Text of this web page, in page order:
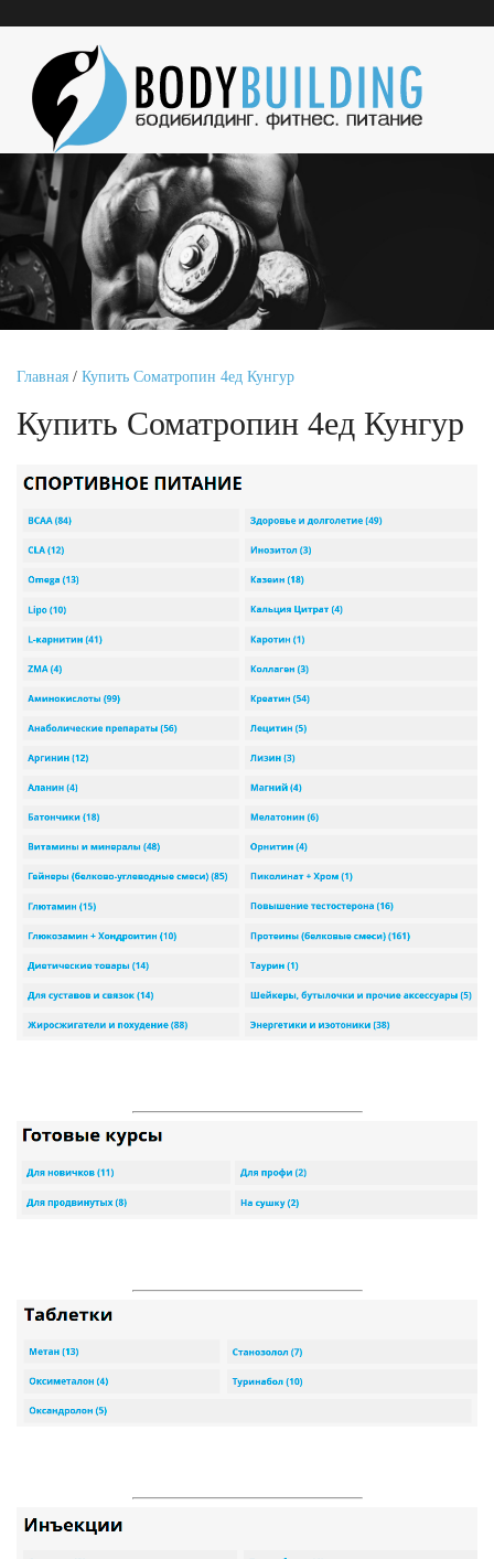
Главная / Купить Cоматропин 4ед Кунгур
Купить Cоматропин 4ед Кунгур